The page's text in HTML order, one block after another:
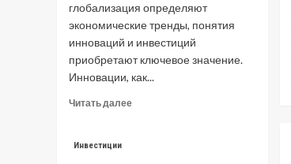
глобализация определяют
экономические тренды, понятия
инноваций и инвестиций
приобретают ключевое значение.
Инновации, как...
Читать далееRead
Инвестиции